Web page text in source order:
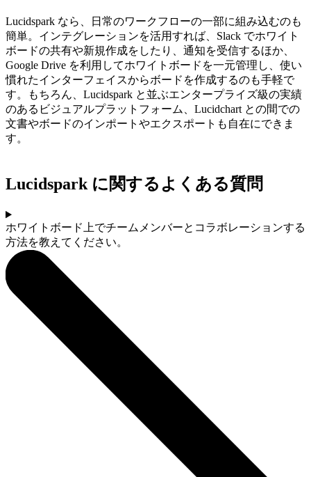
Lucidspark なら、日常のワークフローの一部に組み込むのも
簡単。インテグレーションを活用すれば、Slack でホワイト
ボードの共有や新規作成をしたり、通知を受信するほか、
Google Drive を利用してホワイトボードを一元管理し、使い
慣れたインターフェイスからボードを作成するのも手軽で
す。もちろん、Lucidspark と並ぶエンタープライズ級の実績
のあるビジュアルプラットフォーム、Lucidchart との間での
文書やボードのインポートやエクスポートも自在にできま
す。
Lucidspark に関するよくある質問
ホワイトボード上でチームメンバーとコラボレーションする
方法を教えてください。